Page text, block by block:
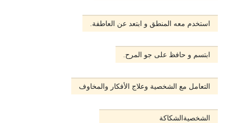
استخدم معه المنطق و ابتعد عن العاطفة.
ابتسم و حافظ على جو المرح.
التعامل مع الشخصية وعلاج الأفكار والمخاوف
الشخصيةالشكاكة